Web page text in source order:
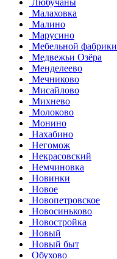
Малаховка
Малино
Марусино
Мебельной фабрики
Медвежьи Озёра
Менделеево
Мечниково
Мисайлово
Михнево
Молоково
Монино
Нахабино
Негомож
Некрасовский
Немчиновка
Новинки
Новое
Новопетровское
Новосиньково
Новостройка
Новый
Новый быт
Обухово